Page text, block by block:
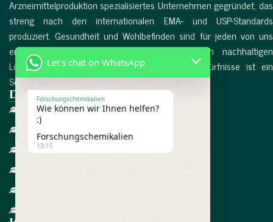
Arzneimittelproduktion spezialisiertes Unternehmen gegründet, das
streng nach den internationalen EMA- und USP-Standards
produziert. Gesundheit und Wohlbefinden sind für jeden von uns
entscheidende Faktoren, und die Suche nach nachhaltigen
Lösungen für die dringendsten Gesundheitsbedürfnisse ist ein
Schlüsselfaktor in unserem Leben. Mehr lesen...
Direktlinks
Heim
Referenzen
Let's chat on WhatsApp
Forschungschemikalien
Wie können wir Ihnen helfen?
:)
Forschungschemikalien
13:15